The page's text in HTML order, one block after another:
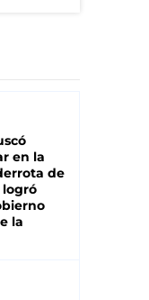
en la
de
logró
la